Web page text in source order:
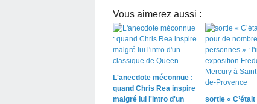
Vous aimerez aussi :
L'anecdote méconnue :
quand Chris Rea inspire
malgré lui l'intro d'un
sortie « C’était